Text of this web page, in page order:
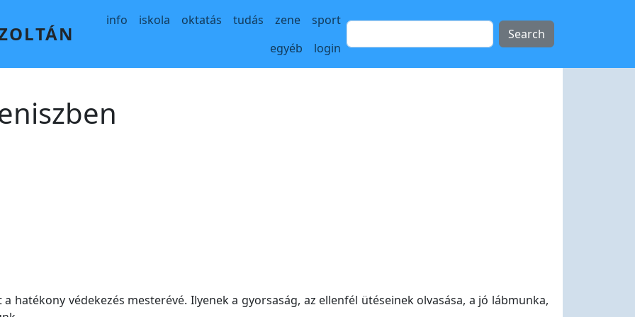
Main navigation
info iskola oktatás tudás zene
sport
egyéb
login
hatékony védekezés mesterévé. Ilyenek a gyorsaság, az ellenfél ütéseinek olvasása, a jó lábmunka,